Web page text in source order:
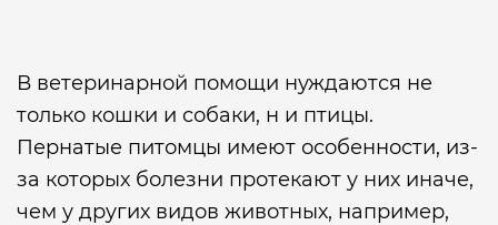
В ветеринарной помощи нуждаются не
только кошки и собаки, н и птицы.
Пернатые питомцы имеют особенности, из-
за которых болезни протекают у них иначе,
чем у других видов животных, например,